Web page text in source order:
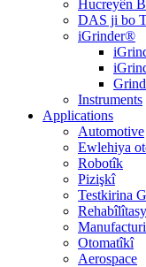
DAS ji bo
iGrinder®
Instruments
Applications
Automotive
Ewlehiya
Robotîk
Pizişkî
Testkirina
Otomatîkî
Aerospace